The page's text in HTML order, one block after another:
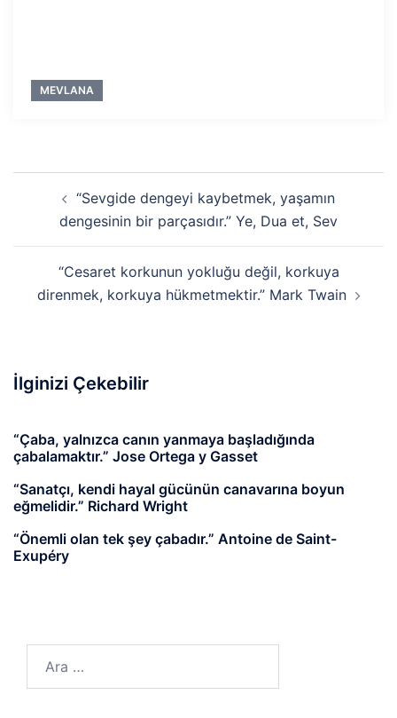
MEVLANA
dolaşımı“Sevgide dengeyi kaybetmek, yaşamın
dengesinin bir parçasıdır.” Ye, Dua et, Sev
“Cesaret korkunun yokluğu değil, korkuya
direnmek, korkuya hükmetmektir.” Mark Twain
İlginizi Çekebilir
“Çaba, yalnızca canın yanmaya başladığında
çabalamaktır.” Jose Ortega y Gasset
“Sanatçı, kendi hayal gücünün canavarına boyun
eğmelidir.” Richard Wright
“Önemli olan tek şey çabadır.” Antoine de Saint-
Exupéry